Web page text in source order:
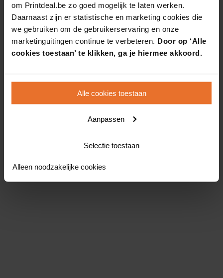
om Printdeal.be zo goed mogelijk te laten werken.
Daarnaast zijn er statistische en marketing cookies die
we gebruiken om de gebruikerservaring en onze
marketinguitingen continue te verbeteren. Door op ‘Alle
cookies toestaan’ te klikken, ga je hiermee akkoord.
Alle cookies toestaan
Aanpassen
Selectie toestaan
Alleen noodzakelijke cookies